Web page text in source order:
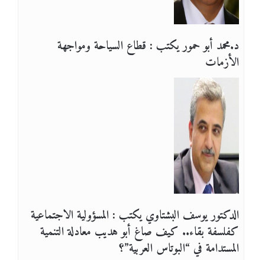
د.محمد أبو حمور يكتب : قطاع السياحة ومواجهة
الأزمات
الدكتور يوسف البشتاوي يكتب : المسؤولية الاجتماعية
كفلسفة بقاء.. كيف صاغ أبو هديب معادلة التنمية
المستدامة في “البوتاس العربية”؟